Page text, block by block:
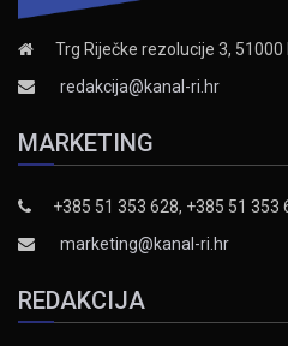
Trg Riječke rezolucije 3, 51000
redakcija@kanal-ri.hr
MARKETING
+385 51 353 628, +385 51 353
marketing@kanal-ri.hr
REDAKCIJA